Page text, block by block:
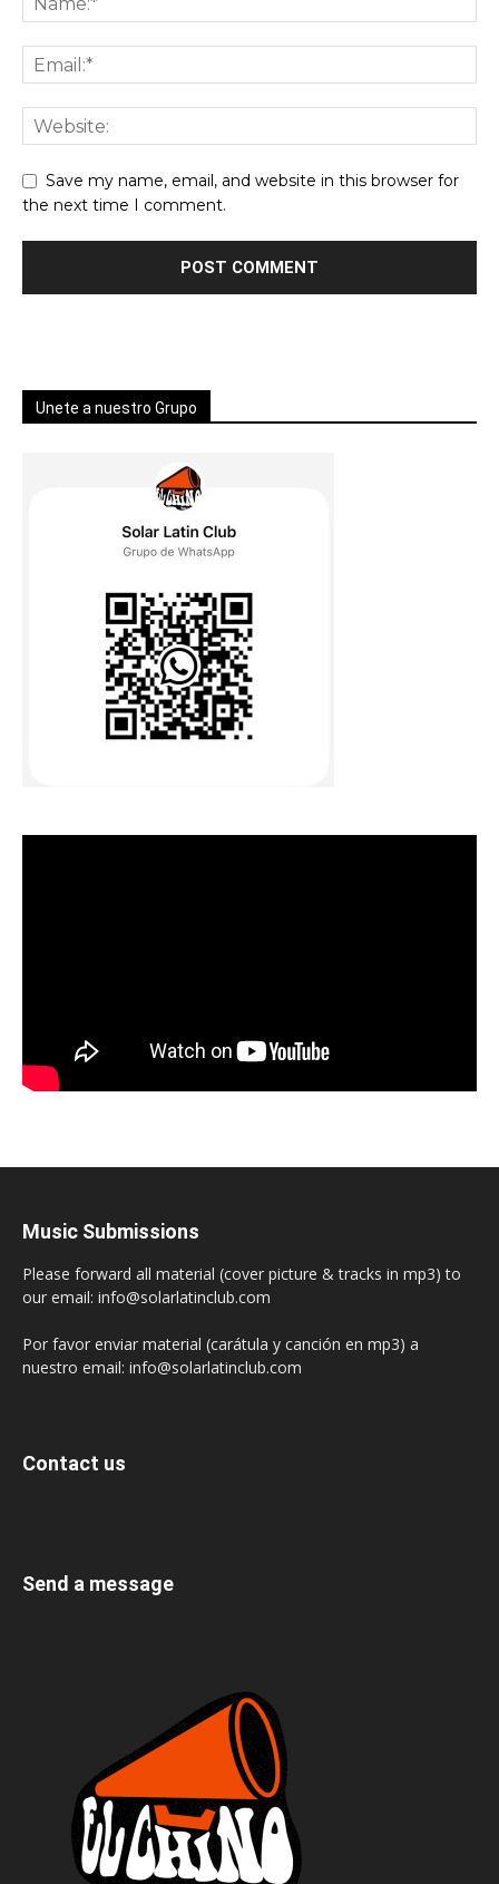
Save my name, email, and website in this browser for
the next time I comment.
Unete a nuestro Grupo
Music Submissions
Please forward all material (cover picture & tracks in mp3) to
our email: info@solarlatinclub.com
Por favor enviar material (carátula y canción en mp3) a
nuestro email: info@solarlatinclub.com
Contact us
Send a message